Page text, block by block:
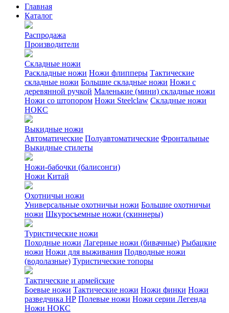
Главная
Каталог
Распродажа
Производители
Складные ножи
Раскладные ножи Ножи флипперы Тактические
складные ножи Большие складные ножи Ножи с
деревянной ручкой Маленькие (мини) складные ножи
Ножи со штопором Ножи Steelclaw Складные ножи
НОКС
Выкидные ножи
Автоматические Полуавтоматические Фронтальные
Выкидные стилеты
Ножи-бабочки (балисонги)
Ножи Китай
Охотничьи ножи
Универсальные охотничьи ножи Большие охотничьи
ножи Шкуросъемные ножи (скиннеры)
Туристические ножи
Походные ножи Лагерные ножи (бивачные) Рыбацкие
ножи Ножи для выживания Подводные ножи
(водолазные) Туристические топоры
Тактические и армейские
Боевые ножи Тактические ножи Ножи финки Ножи
разведчика НР Полевые ножи Ножи серии Легенда
Ножи НОКС